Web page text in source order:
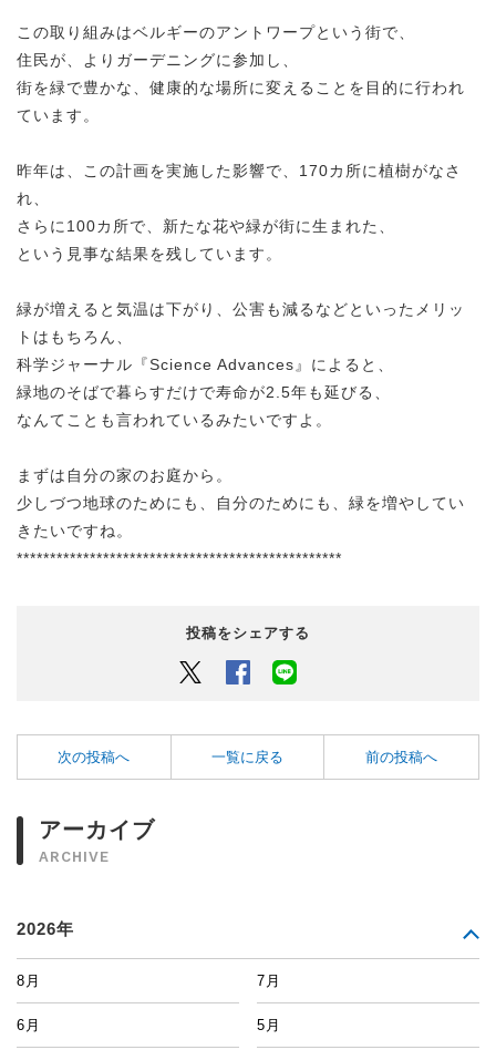
この取り組みはベルギーのアントワープという街で、
住民が、よりガーデニングに参加し、
街を緑で豊かな、健康的な場所に変えることを目的に行われ
ています。
昨年は、この計画を実施した影響で、170カ所に植樹がなさ
れ、
さらに100カ所で、新たな花や緑が街に生まれた、
という見事な結果を残しています。
緑が増えると気温は下がり、公害も減るなどといったメリッ
トはもちろん、
科学ジャーナル『Science Advances』によると、
緑地のそばで暮らすだけで寿命が2.5年も延びる、
なんてことも言われているみたいですよ。
まずは自分の家のお庭から。
少しづつ地球のためにも、自分のためにも、緑を増やしてい
きたいですね。
*************************************************
投稿をシェアする
Twitter Facebook
次の投稿へ 一覧に戻る 前の投稿へ
アーカイブ
ARCHIVE
2026年
8月 7月
6月 5月